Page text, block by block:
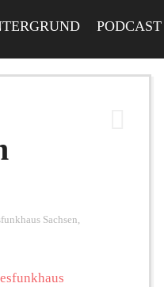
PODCAST
Sachsen,